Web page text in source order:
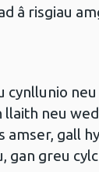
â risgiau
cynllunio neu
neu
amser, gall
greu